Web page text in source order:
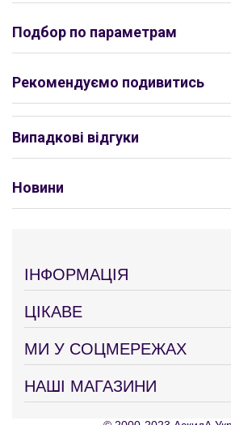
Подбор по параметрам
Рекомендуємо подивитись
Випадкові відгуки
Новини
ІНФОРМАЦІЯ
ЦІКАВЕ
МИ У СОЦМЕРЕЖАХ
НАШІ МАГАЗИНИ